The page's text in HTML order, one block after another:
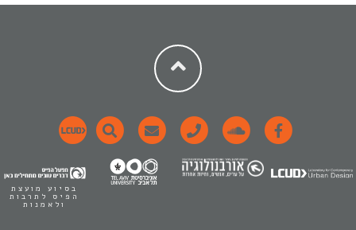
בסיוע מועצת
הפיס לתרבות
ולאמנות